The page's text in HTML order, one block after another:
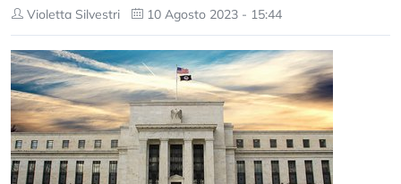
Violetta Silvestri 10 Agosto 2023 - 15:44